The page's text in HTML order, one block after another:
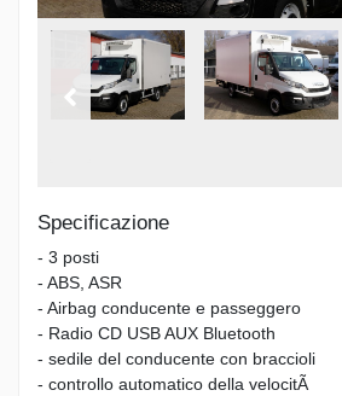
Specificazione
- 3 posti
- ABS, ASR
- Airbag conducente e passeggero
- Radio CD USB AUX Bluetooth
- sedile del conducente con braccioli
- controllo automatico della velocitÃ